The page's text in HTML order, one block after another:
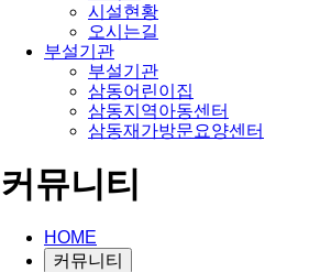
시설현황
오시는길
부설기관
부설기관
삼동어린이집
삼동지역아동센터
삼동재가방문요양센터
커뮤니티
HOME
커뮤니티